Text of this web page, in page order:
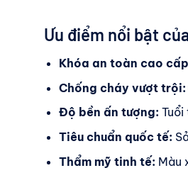
Ưu điểm nổi bật
Khóa an toàn cao
Chống cháy vượt trội:
Độ bền ấn tượng: Tuổi
Tiêu chuẩn quốc tế:
Thẩm mỹ tinh tế: Màu